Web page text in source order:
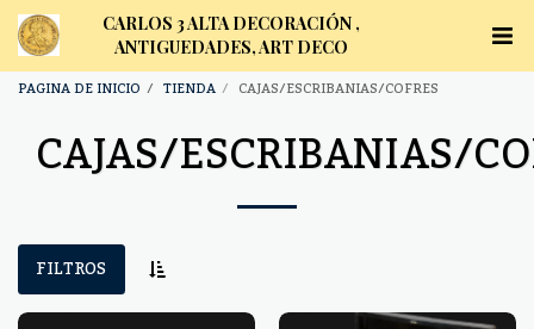
CARLOS 3 ALTA DECORACIÓN ,
ANTIGUEDADES, ART DECO
PAGINA DE INICIO TIENDA CAJAS/ESCRIBANIAS/COFRES
CAJAS/ESCRIBANIAS/
FILTROS